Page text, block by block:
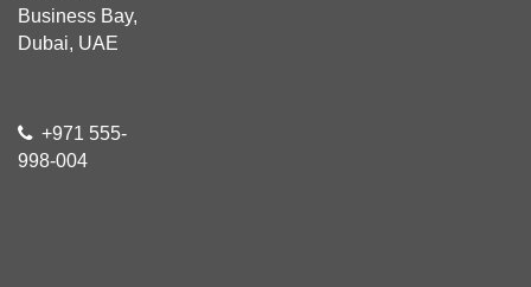
Business Bay,
Dubai, UAE
+971 555-
998-004